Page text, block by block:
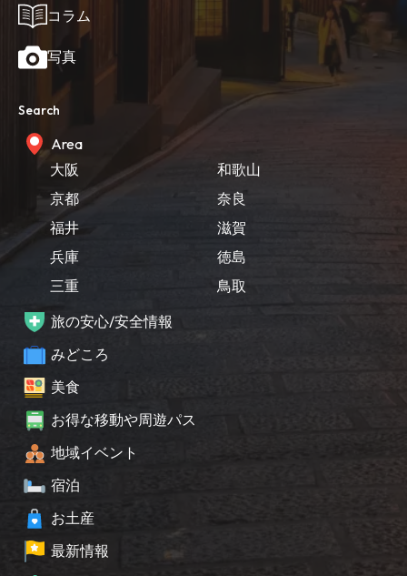
コラム
写真
Search
Area
大阪
京都
福井
兵庫
三重
和歌山
奈良
滋賀
徳島
鳥取
旅の安心/安全情報
みどころ
美食
お得な移動や周遊パス
地域イベント
宿泊
お土産
最新情報